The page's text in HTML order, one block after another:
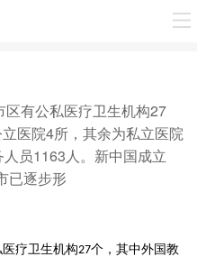
有公私医疗卫生机构27
医院4所，其余为私立医院
员1163人。新中国成立
已逐步形
疗卫生机构27个，其中外国教